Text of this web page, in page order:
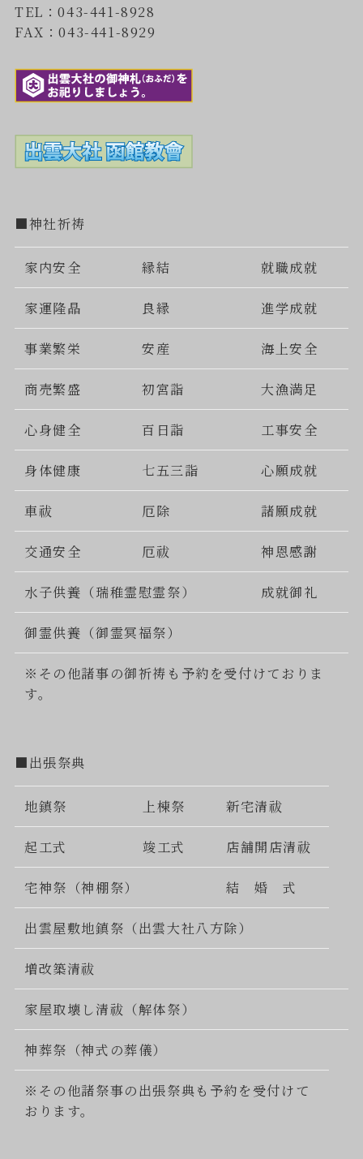
TEL：043-441-8928
FAX：043-441-8929
■神社祈祷
家内安全 縁結 就職成就
家運隆晶 良縁 進学成就
事業繁栄 安産 海上安全
商売繁盛 初宮詣 大漁満足
心身健全 百日詣 工事安全
身体健康 七五三詣 心願成就
車祓 厄除 諸願成就
交通安全 厄祓 神恩感謝
水子供養（瑞稚霊慰霊祭） 成就御礼
御霊供養（御霊冥福祭）
※その他諸事の御祈祷も予約を受付けておりま
す。
■出張祭典
地鎮祭 上棟祭 新宅清祓
起工式 竣工式 店舗開店清祓
宅神祭（神棚祭） 結 婚 式
出雲屋敷地鎮祭（出雲大社八方除）
増改築清祓
家屋取壊し清祓（解体祭）
神葬祭（神式の葬儀）
※その他諸祭事の出張祭典も予約を受付けて
おります。